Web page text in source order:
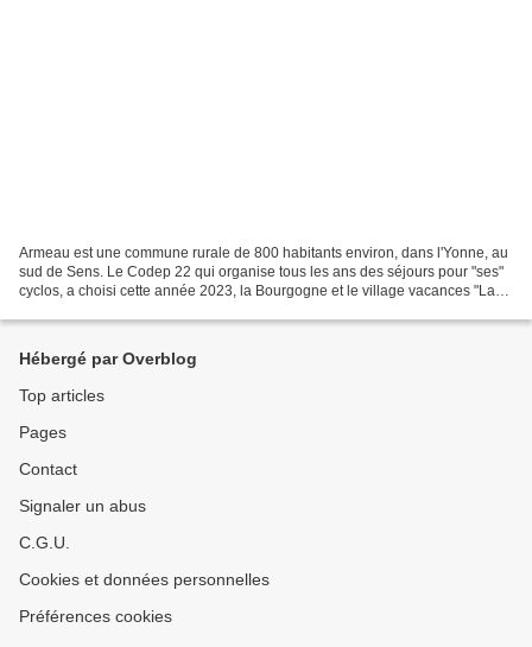
Armeau est une commune rurale de 800 habitants environ, dans l'Yonne, au
sud de Sens. Le Codep 22 qui organise tous les ans des séjours pour "ses"
cyclos, a choisi cette année 2023, la Bourgogne et le village vacances "La
Hébergé par Overblog
Top articles
Pages
Contact
Signaler un abus
C.G.U.
Cookies et données personnelles
Préférences cookies